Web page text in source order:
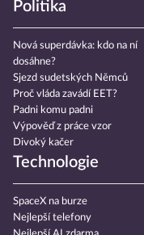
Politika
Nová superdávka: kdo na ní
dosáhne?
Sjezd sudetských Němců
Proč vláda zavádí EET?
Padni komu padni
Výpověď z práce vzor
Divoký kačer
Technologie
SpaceX na burze
Nejlepší telefony